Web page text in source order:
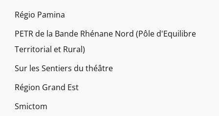
Régio Pamina
PETR de la Bande Rhénane Nord (Pôle d'Equilibre
Territorial et Rural)
Sur les Sentiers du théâtre
Région Grand Est
Smictom